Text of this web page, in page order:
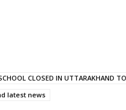
CLOSED IN UTTARAKHAND
latest news